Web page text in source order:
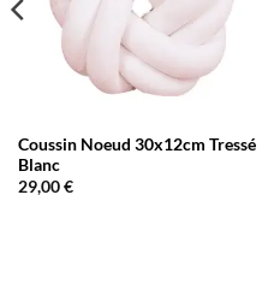
Coussin Noeud 30x12cm Tressé
Blanc
29,00€